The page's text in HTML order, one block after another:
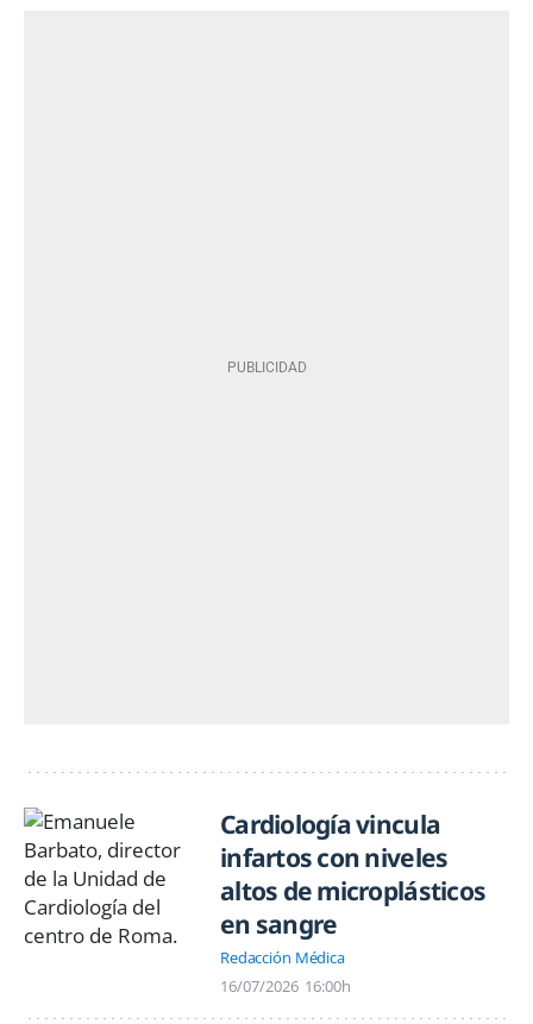
Cardiología vincula
infartos con niveles
altos de microplásticos
en sangre
Redacción Médica
16/07/2026 16:00h